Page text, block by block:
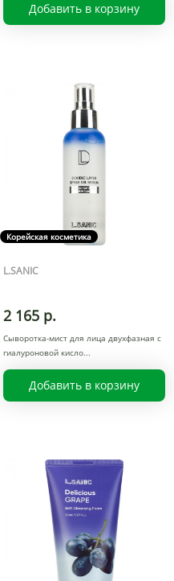
Добавить в корзину
Корейская косметика
L.SANIC
2 165 р.
Сыворотка-мист для лица двухфазная с
гиалуроновой кисло
Добавить в корзину